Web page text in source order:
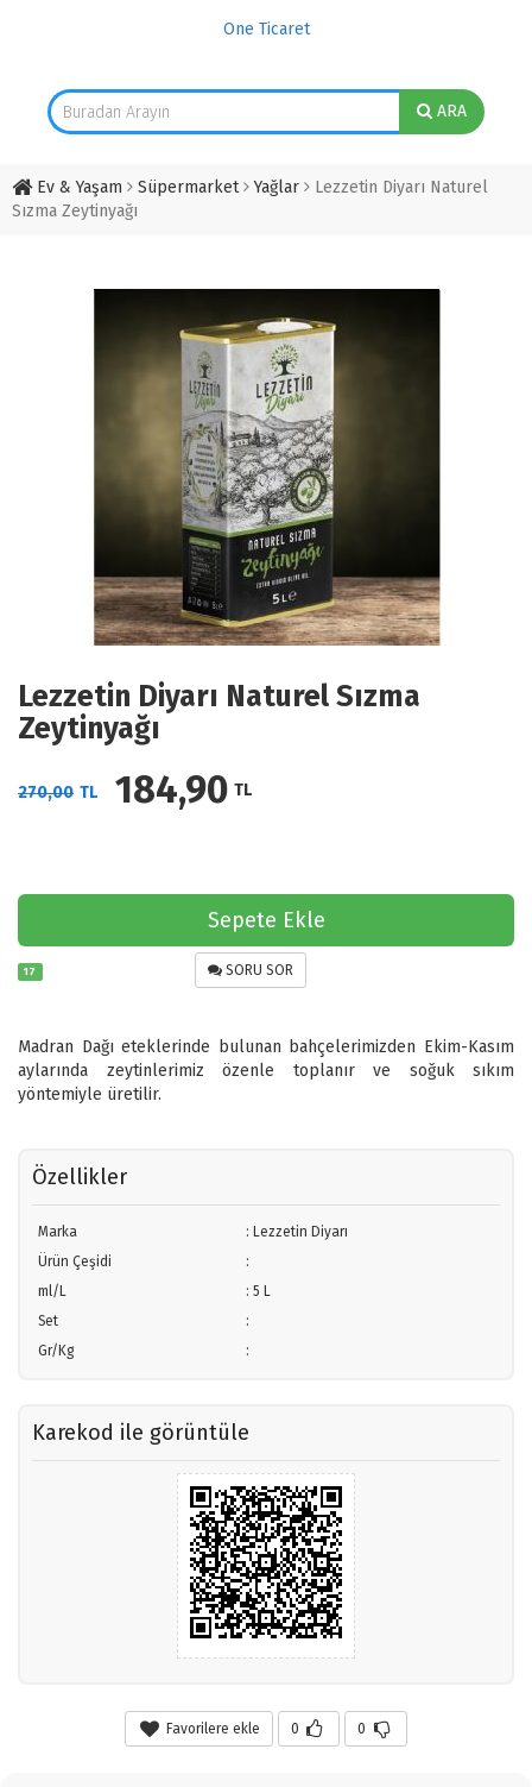
One Ticaret
ARA
Ev & Yaşam Süpermarket Yağlar
Lezzetin Diyarı Naturel
Sızma Zeytinyağı
Lezzetin Diyarı Naturel Sızma
Zeytinyağı
270,00 TL 184,90 TL
Sepete Ekle
17 SORU SOR
Madran Dağı eteklerinde bulunan bahçelerimizden Ekim-Kasım
aylarında zeytinlerimiz özenle toplanır ve soğuk sıkım
yöntemiyle üretilir.
Özellikler
Marka
: Lezzetin Diyarı
Ürün Çeşidi
:
ml/L
: 5 L
Set
:
Gr/Kg
:
Karekod ile görüntüle
Favorilere ekle 0 0